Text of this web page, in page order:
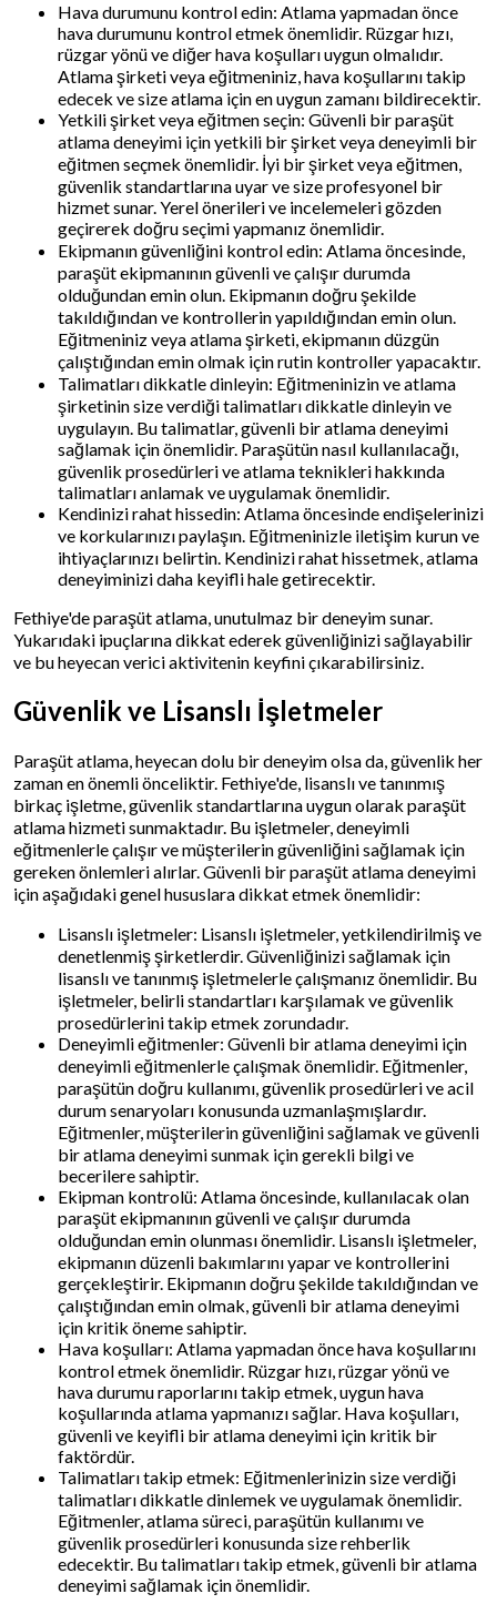
Hava durumunu kontrol edin: Atlama yapmadan önce
hava durumunu kontrol etmek önemlidir. Rüzgar hızı,
rüzgar yönü ve diğer hava koşulları uygun olmalıdır.
Atlama şirketi veya eğitmeniniz, hava koşullarını takip
edecek ve size atlama için en uygun zamanı bildirecektir.
Yetkili şirket veya eğitmen seçin: Güvenli bir paraşüt
atlama deneyimi için yetkili bir şirket veya deneyimli bir
eğitmen seçmek önemlidir. İyi bir şirket veya eğitmen,
güvenlik standartlarına uyar ve size profesyonel bir
hizmet sunar. Yerel önerileri ve incelemeleri gözden
geçirerek doğru seçimi yapmanız önemlidir.
Ekipmanın güvenliğini kontrol edin: Atlama öncesinde,
paraşüt ekipmanının güvenli ve çalışır durumda
olduğundan emin olun. Ekipmanın doğru şekilde
takıldığından ve kontrollerin yapıldığından emin olun.
Eğitmeniniz veya atlama şirketi, ekipmanın düzgün
çalıştığından emin olmak için rutin kontroller yapacaktır.
Talimatları dikkatle dinleyin: Eğitmeninizin ve atlama
şirketinin size verdiği talimatları dikkatle dinleyin ve
uygulayın. Bu talimatlar, güvenli bir atlama deneyimi
sağlamak için önemlidir. Paraşütün nasıl kullanılacağı,
güvenlik prosedürleri ve atlama teknikleri hakkında
talimatları anlamak ve uygulamak önemlidir.
Kendinizi rahat hissedin: Atlama öncesinde endişelerinizi
ve korkularınızı paylaşın. Eğitmeninizle iletişim kurun ve
ihtiyaçlarınızı belirtin. Kendinizi rahat hissetmek, atlama
deneyiminizi daha keyifli hale getirecektir.
Fethiye'de paraşüt atlama, unutulmaz bir deneyim sunar.
Yukarıdaki ipuçlarına dikkat ederek güvenliğinizi sağlayabilir
ve bu heyecan verici aktivitenin keyfini çıkarabilirsiniz.
Güvenlik ve Lisanslı İşletmeler
Paraşüt atlama, heyecan dolu bir deneyim olsa da, güvenlik her
zaman en önemli önceliktir. Fethiye'de, lisanslı ve tanınmış
birkaç işletme, güvenlik standartlarına uygun olarak paraşüt
atlama hizmeti sunmaktadır. Bu işletmeler, deneyimli
eğitmenlerle çalışır ve müşterilerin güvenliğini sağlamak için
gereken önlemleri alırlar. Güvenli bir paraşüt atlama deneyimi
için aşağıdaki genel hususlara dikkat etmek önemlidir:
Lisanslı işletmeler: Lisanslı işletmeler, yetkilendirilmiş ve
denetlenmiş şirketlerdir. Güvenliğinizi sağlamak için
lisanslı ve tanınmış işletmelerle çalışmanız önemlidir. Bu
işletmeler, belirli standartları karşılamak ve güvenlik
prosedürlerini takip etmek zorundadır.
Deneyimli eğitmenler: Güvenli bir atlama deneyimi için
deneyimli eğitmenlerle çalışmak önemlidir. Eğitmenler,
paraşütün doğru kullanımı, güvenlik prosedürleri ve acil
durum senaryoları konusunda uzmanlaşmışlardır.
Eğitmenler, müşterilerin güvenliğini sağlamak ve güvenli
bir atlama deneyimi sunmak için gerekli bilgi ve
becerilere sahiptir.
Ekipman kontrolü: Atlama öncesinde, kullanılacak olan
paraşüt ekipmanının güvenli ve çalışır durumda
olduğundan emin olunması önemlidir. Lisanslı işletmeler,
ekipmanın düzenli bakımlarını yapar ve kontrollerini
gerçekleştirir. Ekipmanın doğru şekilde takıldığından ve
çalıştığından emin olmak, güvenli bir atlama deneyimi
için kritik öneme sahiptir.
Hava koşulları: Atlama yapmadan önce hava koşullarını
kontrol etmek önemlidir. Rüzgar hızı, rüzgar yönü ve
hava durumu raporlarını takip etmek, uygun hava
koşullarında atlama yapmanızı sağlar. Hava koşulları,
güvenli ve keyifli bir atlama deneyimi için kritik bir
faktördür.
Talimatları takip etmek: Eğitmenlerinizin size verdiği
talimatları dikkatle dinlemek ve uygulamak önemlidir.
Eğitmenler, atlama süreci, paraşütün kullanımı ve
güvenlik prosedürleri konusunda size rehberlik
edecektir. Bu talimatları takip etmek, güvenli bir atlama
deneyimi sağlamak için önemlidir.